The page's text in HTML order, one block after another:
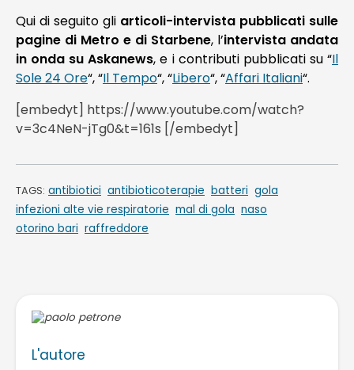
Qui di seguito gli articoli-intervista pubblicati sulle
pagine di Metro e di Starbene, l’intervista andata
in onda su Askanews, e i contributi pubblicati su “Il
Sole 24 Ore“, “Il Tempo“, “Libero“, “Affari Italiani“.
[embedyt] https://www.youtube.com/watch?
v=3c4NeN-jTg0&t=161s [/embedyt]
TAGS: antibiotici antibioticoterapie batteri gola
infezioni alte vie respiratorie mal di gola naso
otorino bari raffreddore
L'autore